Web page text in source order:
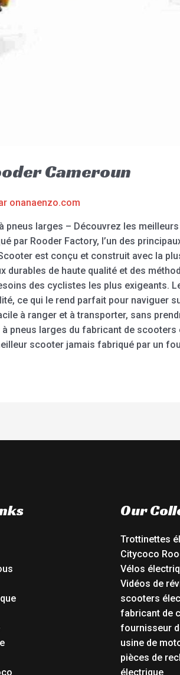
Cameroun
onanaenzo.com
larges – Découvrez les
par Rooder Factory, l’un des
est conçu et construit avec la
durables de haute qualité et des
des cyclistes les plus exigeants.
ce qui le rend parfait pour naviguer
à ranger et à transporter, sans
pneus larges du fabricant de
scooter jamais fabriqué par un
Our
Trottinettes
Citycoco
Vélos
Vidéos de
scooters
fabricant de
fournisseur
usine de
pièces de
électrique